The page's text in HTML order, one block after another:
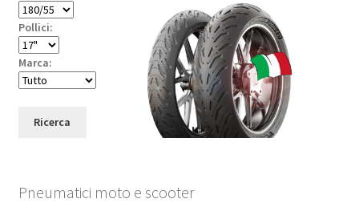
Pollici:
Marca:
Ricerca
Pneumatici moto e scooter